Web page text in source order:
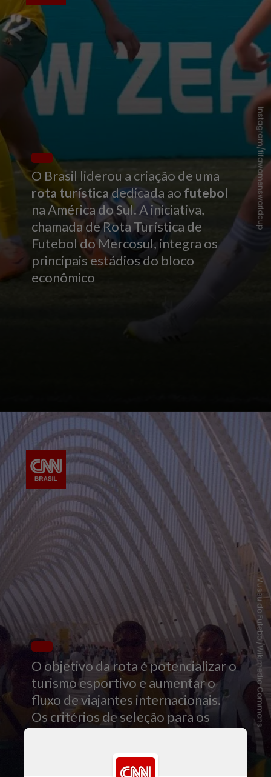
O Brasil liderou a criação de uma
rota turísticadedicada ao futebol
na América do Sul. A iniciativa,
chamada de Rota Turística de
Futebol do Mercosul, integra os
principais estádios do bloco
econômico
Instagram/fifawomensworldcup
O objetivo da rota é potencializar o
turismo esportivo e aumentar o
fluxo de viajantes internacionais.
Os critérios de seleção para os
visitas guiadas e museus
Museu do Futebol/Wikimedia Commons